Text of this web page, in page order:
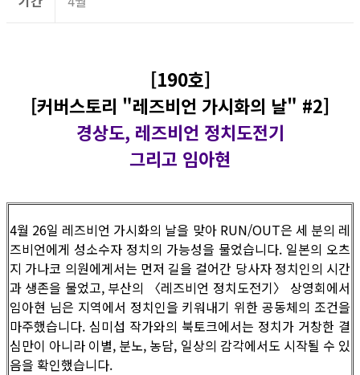
[190호]
[커버스토리 "레즈비언 가시화의 날" #2]
경상도, 레즈비언 정치도전기
그리고 임아현
4월 26일 레즈비언 가시화의 날을 맞아 RUN/OUT은 세 분의 레
즈비언에게 성소수자 정치의 가능성을 물었습니다. 일본의 오츠
지 가나코 의원에게서는 먼저 길을 걸어간 당사자 정치인의 시간
과 생존을 물었고, 부산의 〈레즈비언 정치도전기〉 상영회에서
임아현 님은 지역에서 정치인을 키워내기 위한 공동체의 조건을
마주했습니다. 심미섭 작가와의 북토크에서는 정치가 거창한 결
심만이 아니라 이별, 분노, 농담, 일상의 감각에서도 시작될 수 있
음을 확인했습니다.